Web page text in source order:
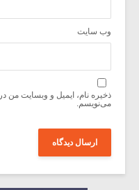
وب‌ سایت
ذخیره نام، ایمیل و وبسایت من
می‌نویسم.